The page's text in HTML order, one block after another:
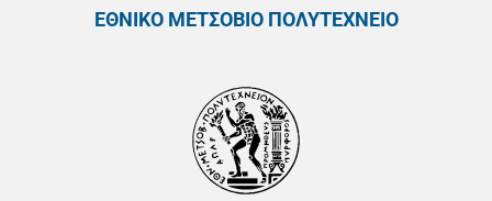
ΕΘΝΙΚΟ ΜΕΤΣΟΒΙΟ ΠΟΛΥΤΕΧΝΕΙΟ